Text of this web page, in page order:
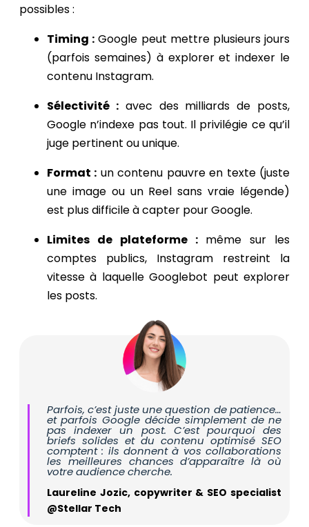
possibles :
Timing : Google peut mettre plusieurs jours
(parfois semaines) à explorer et indexer le
contenu Instagram.
Sélectivité :avec des milliards de posts,
Google n’indexe pas tout. Il privilégie ce qu’il
juge pertinent ou unique.
Format : un contenu pauvre en texte (juste
une image ou un Reel sans vraie légende)
est plus difficile à capter pour Google.
Limites de plateforme :même sur les
comptes publics, Instagram restreint la
vitesse à laquelle Googlebot peut explorer
les posts.
Parfois, c’est juste une question de patience…
et parfois Google décide simplement de ne
pas indexer un post. C’est pourquoi des
briefs solides et du contenu optimisé SEO
comptent : ils donnent à vos collaborations
les meilleures chances d’apparaître là où
votre audience cherche.
Laureline Jozic, copywriter & SEO specialist
@Stellar Tech